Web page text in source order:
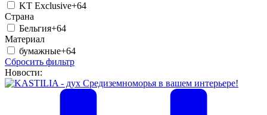
KT Exclusive+64
Страна
Бельгия+64
Материал
бумажные+64
Сбросить фильтр
Новости: